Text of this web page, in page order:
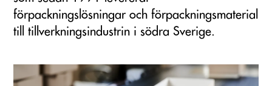
förpackningslösningar och förpackningsmaterial
till tillverkningsindustrin i södra Sverige.